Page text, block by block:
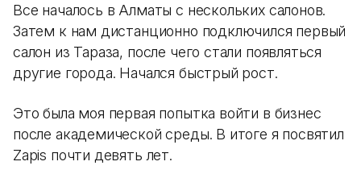
Все началось в Алматы с нескольких салонов.
Затем к нам дистанционно подключился первый
салон из Тараза, после чего стали появляться
другие города. Начался быстрый рост.
Это была моя первая попытка войти в бизнес
после академической среды. В итоге я посвятил
Zapis почти девять лет.